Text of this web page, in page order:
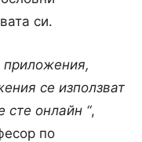
си.
приложения,
се използват
сте онлайн “,
по